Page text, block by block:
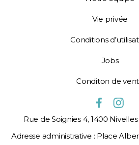
Vie privée
Conditions
Jobs
Conditon de
Rue de Soignies 4, 1400
Adresse administrative : Place